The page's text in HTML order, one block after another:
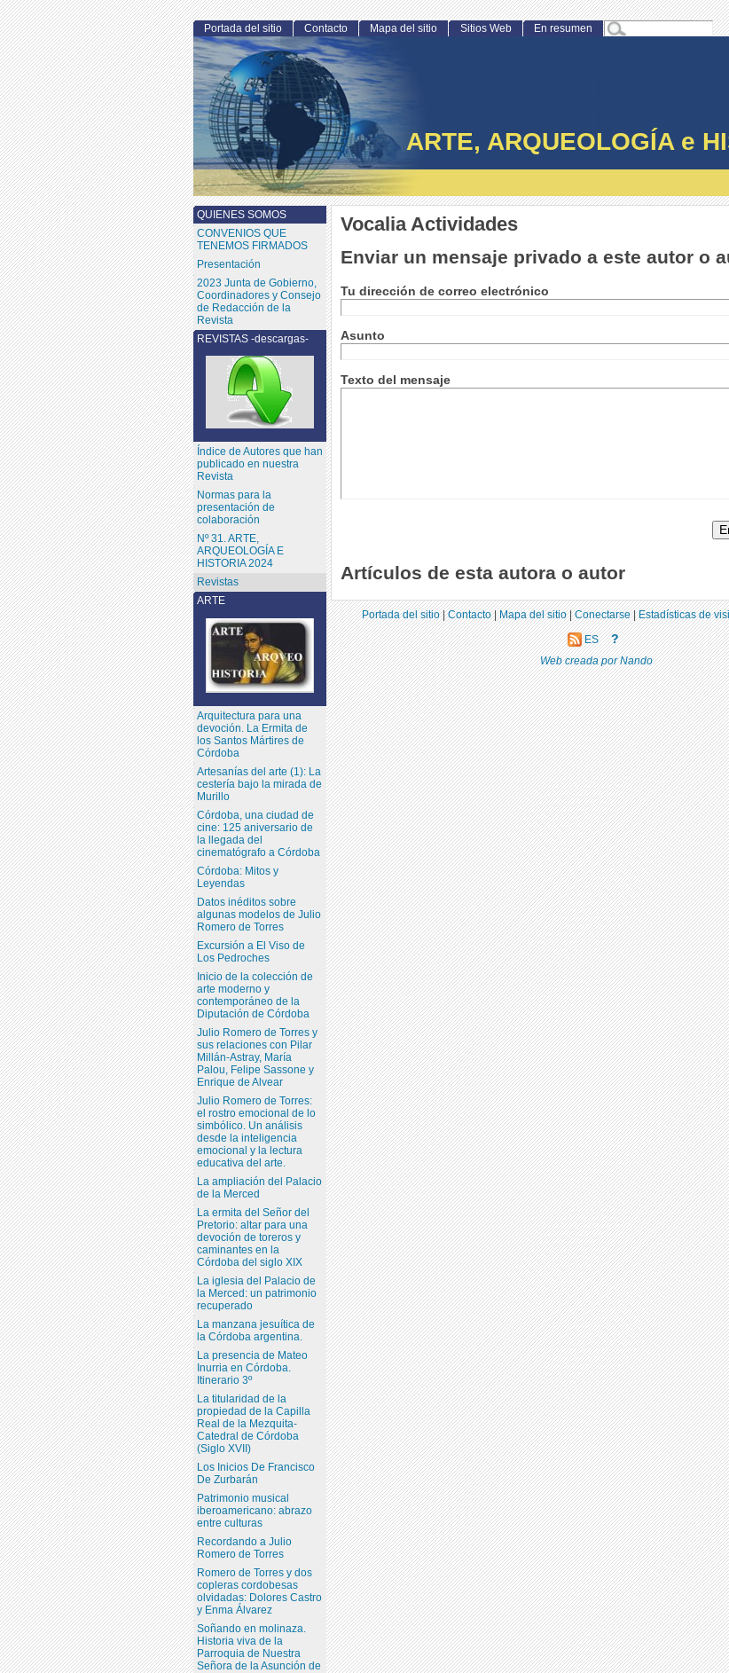
ARTE, ARQUEOLOGÍA e
Vocalia Actividades
Enviar un mensaje privado a este autor o
Tu dirección de correo electrónico
Asunto
Texto del mensaje
Artículos de esta autora o autor
Portada del sitio Contacto Mapa del sitio Sitios Web En resumen
QUIENES SOMOS
CONVENIOS QUE
TENEMOS FIRMADOS
Presentación
2023 Junta de Gobierno,
Coordinadores y Consejo
de Redacción de la
Revista
ARTE
Arquitectura para una
devoción. La Ermita de
los Santos Mártires de
Córdoba
Artesanías del arte (1): La
cestería bajo la mirada de
Murillo
Córdoba, una ciudad de
cine: 125 aniversario de
la llegada del
cinematógrafo a Córdoba
Córdoba: Mitos y
Leyendas
Datos inéditos sobre
algunas modelos de Julio
Romero de Torres
Excursión a El Viso de
Los Pedroches
Inicio de la colección de
arte moderno y
contemporáneo de la
Diputación de Córdoba
Julio Romero de Torres y
sus relaciones con Pilar
Millán-Astray, María
Palou, Felipe Sassone y
Enrique de Alvear
Julio Romero de Torres:
el rostro emocional de lo
simbólico. Un análisis
desde la inteligencia
emocional y la lectura
educativa del arte.
La ampliación del Palacio
de la Merced
La ermita del Señor del
Pretorio: altar para una
devoción de toreros y
caminantes en la
Córdoba del siglo XIX
La iglesia del Palacio de
la Merced: un patrimonio
recuperado
La manzana jesuítica de
la Córdoba argentina.
La presencia de Mateo
Inurria en Córdoba.
Itinerario 3º
La titularidad de la
propiedad de la Capilla
Real de la Mezquita-
Catedral de Córdoba
(Siglo XVII)
Los Inicios De Francisco
De Zurbarán
Patrimonio musical
iberoamericano: abrazo
entre culturas
Recordando a Julio
Romero de Torres
Romero de Torres y dos
copleras cordobesas
olvidadas: Dolores Castro
y Enma Álvarez
Soñando en molinaza.
Historia viva de la
Parroquia de Nuestra
Señora de la Asunción de
REVISTAS -descargas-
Índice de Autores que han
publicado en nuestra
Revista
Normas para la
presentación de
colaboración
Nº 31. ARTE,
ARQUEOLOGÍA E
HISTORIA 2024
Revistas
Portada del sitio|Contacto|Mapa del sitio|Conectarse|Estadísticas de
ES ?
Web creada por Nando